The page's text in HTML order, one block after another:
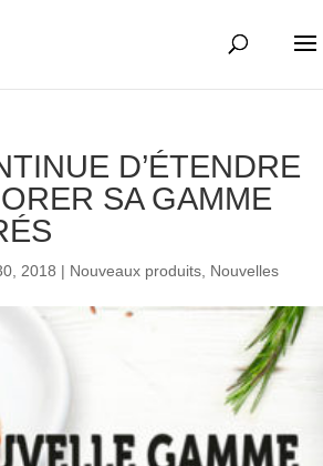
D’ÉTENDRE
SA GAMME
2018 | Nouveaux produits Nouvelles